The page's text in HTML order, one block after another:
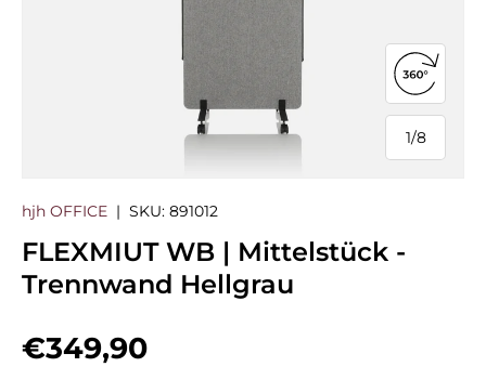
1/
von
8
360°-
hjh OFFICE | SKU: 891012
FLEXMIUT WB | Mittelstück -
Trennwand Hellgrau
Normaler Preis
€349,90